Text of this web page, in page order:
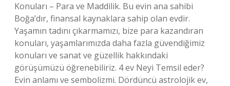
Konuları – Para ve Maddilik. Bu evin ana sahibi
Boğa’dır, finansal kaynaklara sahip olan evdir.
Yaşamın tadını çıkarmamızı, bize para kazandıran
konuları, yaşamlarımızda daha fazla güvendiğimiz
konuları ve sanat ve güzellik hakkındaki
görüşümüzü öğrenebiliriz. 4 ev Neyi Temsil eder?
Evin anlamı ve sembolizmi. Dördüncü astrolojik ev,